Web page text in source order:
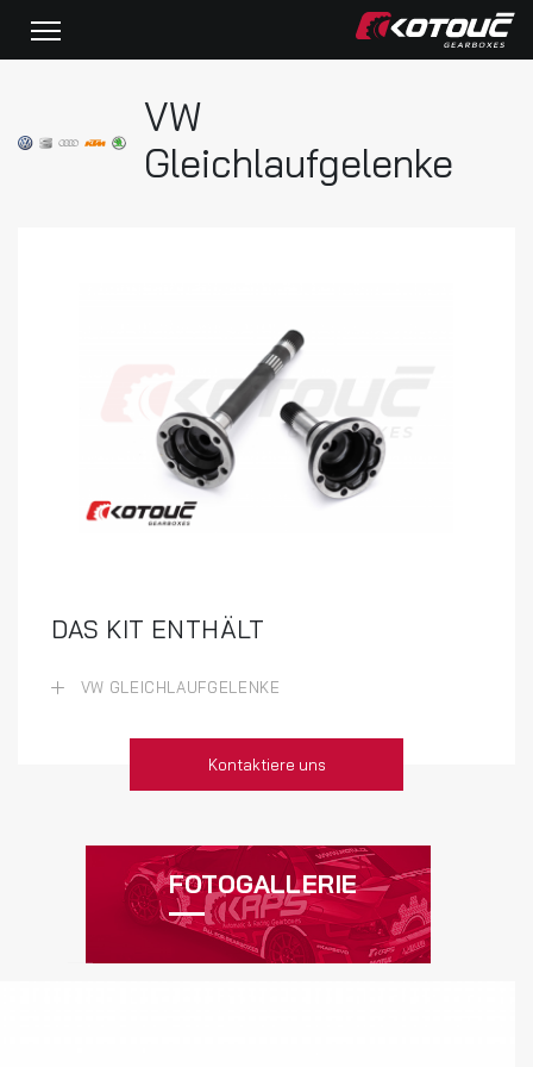
VW
Gleichlaufgelenke
DAS KIT ENTHÄLT
VW GLEICHLAUFGELENKE
Kontaktiere uns
FOTOGALLERIE